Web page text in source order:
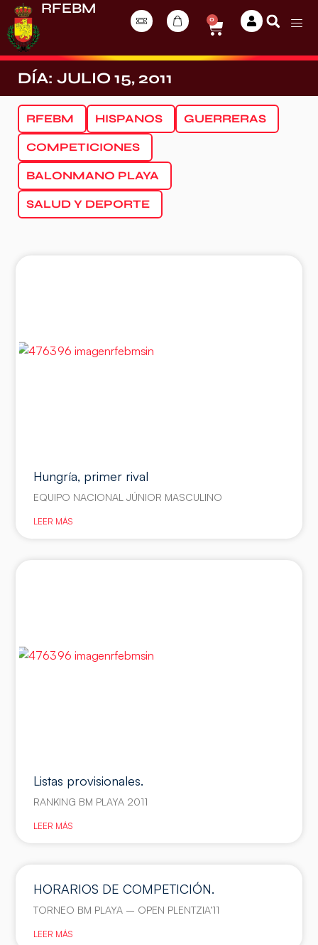
RFEBM
0
DÍA: JULIO 15, 2011
RFEBM HISPANOS GUERRERAS
COMPETICIONES
BALONMANO PLAYA
SALUD Y DEPORTE
Hungría, primer rival
EQUIPO NACIONAL JÚNIOR MASCULINO
LEER MÁS
Listas provisionales.
RANKING BM PLAYA 2011
LEER MÁS
HORARIOS DE COMPETICIÓN.
TORNEO BM PLAYA – OPEN PLENTZIA’11
LEER MÁS